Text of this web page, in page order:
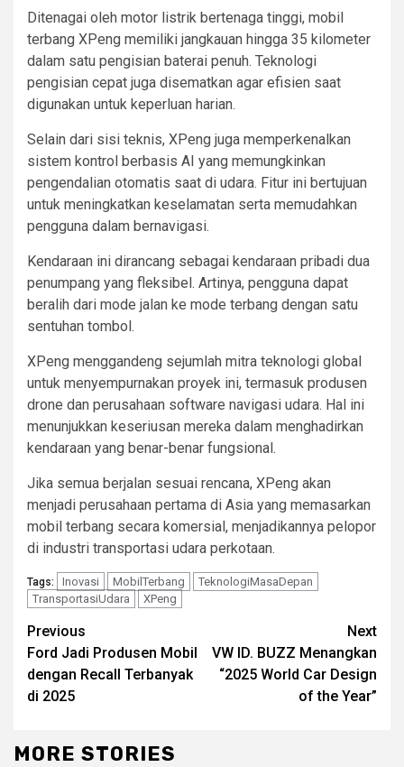
Ditenagai oleh motor listrik bertenaga tinggi, mobil
terbang XPeng memiliki jangkauan hingga 35 kilometer
dalam satu pengisian baterai penuh. Teknologi
pengisian cepat juga disematkan agar efisien saat
digunakan untuk keperluan harian.
Selain dari sisi teknis, XPeng juga memperkenalkan
sistem kontrol berbasis AI yang memungkinkan
pengendalian otomatis saat di udara. Fitur ini bertujuan
untuk meningkatkan keselamatan serta memudahkan
pengguna dalam bernavigasi.
Kendaraan ini dirancang sebagai kendaraan pribadi dua
penumpang yang fleksibel. Artinya, pengguna dapat
beralih dari mode jalan ke mode terbang dengan satu
sentuhan tombol.
XPeng menggandeng sejumlah mitra teknologi global
untuk menyempurnakan proyek ini, termasuk produsen
drone dan perusahaan software navigasi udara. Hal ini
menunjukkan keseriusan mereka dalam menghadirkan
kendaraan yang benar-benar fungsional.
Jika semua berjalan sesuai rencana, XPeng akan
menjadi perusahaan pertama di Asia yang memasarkan
mobil terbang secara komersial, menjadikannya pelopor
di industri transportasi udara perkotaan.
Tags: Inovasi MobilTerbang
TeknologiMasaDepan
TransportasiUdara
XPeng
Continue
Reading
Previous
Ford Jadi Produsen Mobil
dengan Recall Terbanyak
di 2025
Next
VW ID. BUZZ Menangkan
“2025 World Car Design
of the Year”
MORE STORIES